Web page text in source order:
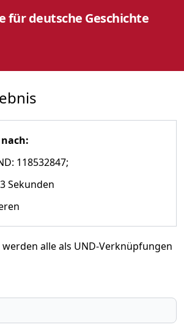
für deutsche Geschichte
118532847;
Sekunden
alle als UND-Verknüpfungen